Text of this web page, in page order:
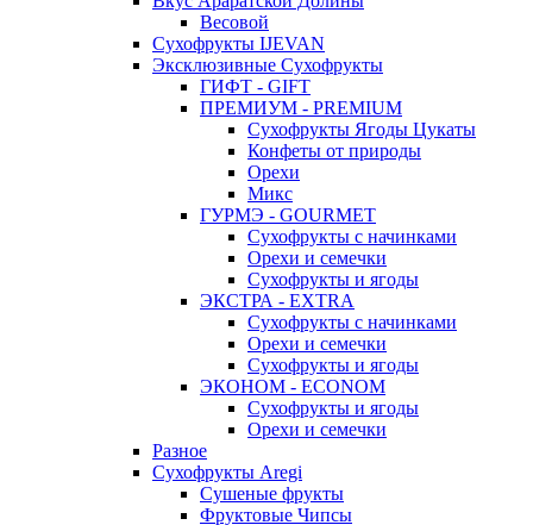
Весовой
Сухофрукты IJEVAN
Эксклюзивные Сухофрукты
ГИФТ - GIFT
ПРЕМИУМ - PREMIUM
Сухофрукты Ягоды Цукаты
Конфеты от природы
Орехи
Микс
ГУРМЭ - GOURMET
Сухофрукты с начинками
Орехи и семечки
Сухофрукты и ягоды
ЭКСТРА - EXTRA
Сухофрукты с начинками
Орехи и семечки
Сухофрукты и ягоды
ЭКОНОМ - ECONOM
Сухофрукты и ягоды
Орехи и семечки
Разное
Сухофрукты Aregi
Сушеные фрукты
Фруктовые Чипсы